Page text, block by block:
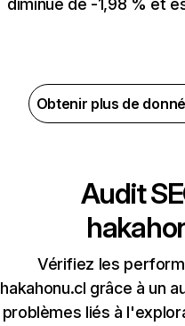
diminué de -1,98 % et
Obtenir plus de
Audit
Vérifiez les
hakahonu.cl grâce à un
problèmes liés à